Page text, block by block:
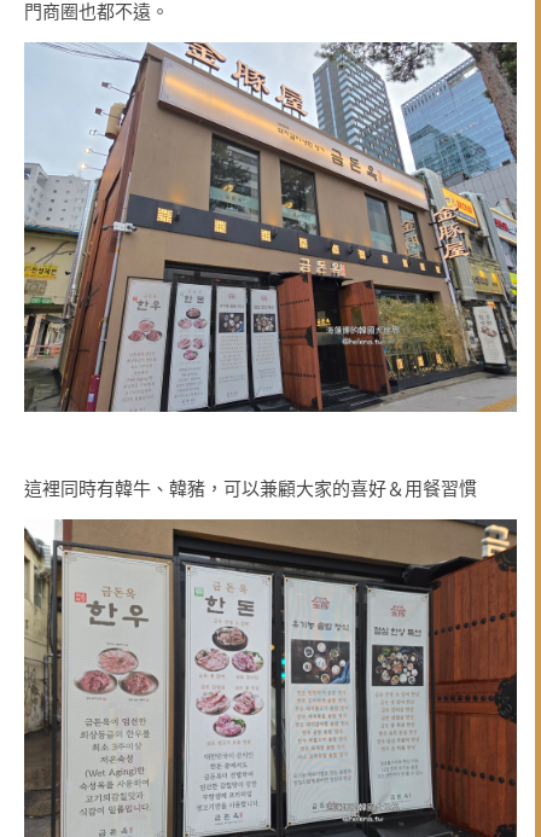
門商圈也都不遠。
這裡同時有韓牛、韓豬，可以兼顧大家的喜好＆用餐習慣